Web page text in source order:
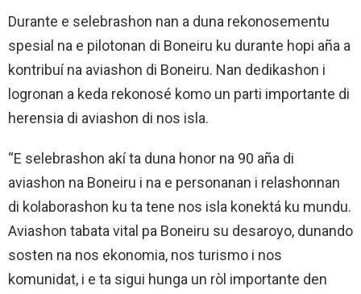
Durante e selebrashon nan a duna rekonosementu
spesial na e pilotonan di Boneiru ku durante hopi aña a
kontribuí na aviashon di Boneiru. Nan dedikashon i
logronan a keda rekonosé komo un parti importante di
herensia di aviashon di nos isla.
“E selebrashon akí ta duna honor na 90 aña di
aviashon na Boneiru i na e personanan i relashonnan
di kolaborashon ku ta tene nos isla konektá ku mundu.
Aviashon tabata vital pa Boneiru su desaroyo, dunando
sosten na nos ekonomia, nos turismo i nos
komunidat, i e ta sigui hunga un ròl importante den